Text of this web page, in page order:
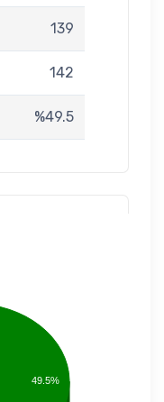
139
142
%49.5
49.5%